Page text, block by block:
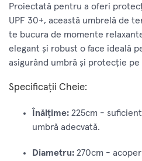
Proiectată pentru a oferi
UPF 30+, această umbrelă de
te bucura de momente
elegant și robust o face ideală
asigurând umbră și protecție
Specificații Cheie:
Înălțime: 225cm -
umbră adecvată.
Diametru: 270cm -